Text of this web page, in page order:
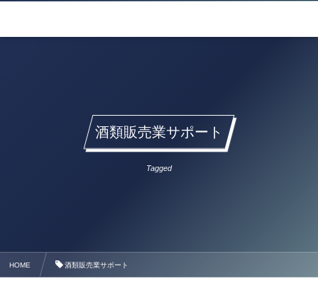
酒類販売業サポート
Tagged
HOME 酒類販売業サポート